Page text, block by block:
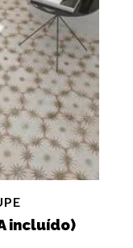
incluído)